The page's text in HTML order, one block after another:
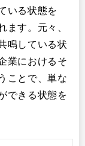
いる状態を
ます。元々、
鳴している状
業におけるそ
ことで、単な
できる状態を